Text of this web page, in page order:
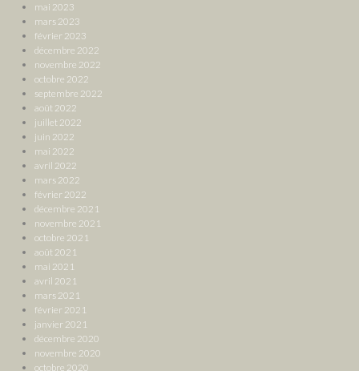
mai 2023
mars 2023
février 2023
décembre 2022
novembre 2022
octobre 2022
septembre 2022
août 2022
juillet 2022
juin 2022
mai 2022
avril 2022
mars 2022
février 2022
décembre 2021
novembre 2021
octobre 2021
août 2021
mai 2021
avril 2021
mars 2021
février 2021
janvier 2021
décembre 2020
novembre 2020
octobre 2020